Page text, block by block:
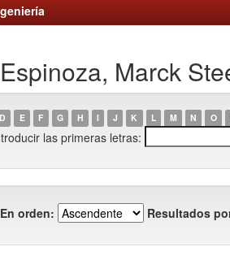
Marck
D E F G H I J K L M N O
las primeras letras:
En orden: Resultados